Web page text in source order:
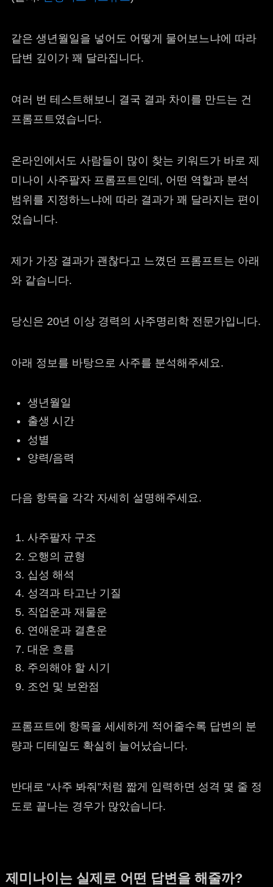
같은 생년월일을 넣어도 어떻게 물어보느냐에 따라
답변 깊이가 꽤 달라집니다.
여러 번 테스트해보니 결국 결과 차이를 만드는 건
프롬프트였습니다.
온라인에서도 사람들이 많이 찾는 키워드가 바로 제
미나이 사주팔자 프롬프트인데, 어떤 역할과 분석
범위를 지정하느냐에 따라 결과가 꽤 달라지는 편이
었습니다.
제가 가장 결과가 괜찮다고 느꼈던 프롬프트는 아래
와 같습니다.
당신은 20년 이상 경력의 사주명리학 전문가입니다.
아래 정보를 바탕으로 사주를 분석해주세요.
생년월일
출생 시간
성별
양력/음력
다음 항목을 각각 자세히 설명해주세요.
사주팔자 구조
오행의 균형
십성 해석
성격과 타고난 기질
직업운과 재물운
연애운과 결혼운
대운 흐름
주의해야 할 시기
조언 및 보완점
프롬프트에 항목을 세세하게 적어줄수록 답변의 분
량과 디테일도 확실히 늘어났습니다.
반대로 “사주 봐줘”처럼 짧게 입력하면 성격 몇 줄 정
도로 끝나는 경우가 많았습니다.
제미나이는 실제로 어떤 답변을 해줄까?